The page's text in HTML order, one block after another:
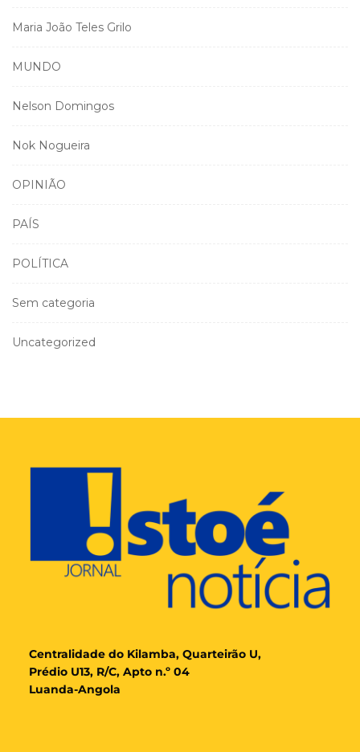
Maria João Teles Grilo
MUNDO
Nelson Domingos
Nok Nogueira
OPINIÃO
PAÍS
POLÍTICA
Sem categoria
Uncategorized
Centralidade do Kilamba, Quarteirão U,
Prédio U13, R/C, Apto n.º 04
Luanda-Angola